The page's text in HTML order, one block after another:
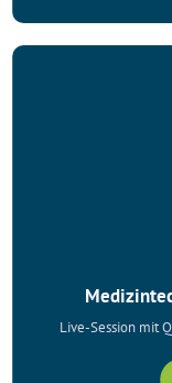
Live-Session mit